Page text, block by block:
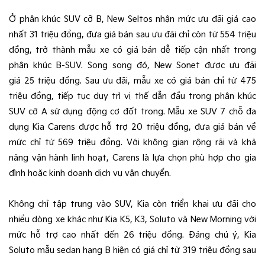
Ở phân khúc SUV cỡ B, New Seltos nhận mức ưu đãi giá cao
nhất 31 triệu đồng, đưa giá bán sau ưu đãi chỉ còn từ 554 triệu
đồng, trở thành mẫu xe có giá bán dễ tiếp cận nhất trong
phân khúc B-SUV. Song song đó, New Sonet được ưu đãi
giá 25 triệu đồng. Sau ưu đãi, mẫu xe có giá bán chỉ từ 475
triệu đồng, tiếp tục duy trì vị thế dẫn đầu trong phân khúc
SUV cỡ A sử dụng động cơ đốt trong. Mẫu xe SUV 7 chỗ đa
dụng Kia Carens được hỗ trợ 20 triệu đồng, đưa giá bán về
mức chỉ từ 569 triệu đồng. Với không gian rộng rãi và khả
năng vận hành linh hoạt, Carens là lựa chọn phù hợp cho gia
đình hoặc kinh doanh dịch vụ vận chuyển.
Không chỉ tập trung vào SUV, Kia còn triển khai ưu đãi cho
nhiều dòng xe khác như Kia K5, K3, Soluto và New Morning với
mức hỗ trợ cao nhất đến 26 triệu đồng. Đáng chú ý, Kia
Soluto mẫu sedan hạng B hiện có giá chỉ từ 319 triệu đồng sau